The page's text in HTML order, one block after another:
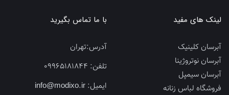
لینک های مفید
آبرسان کلینیک
آبرسان نوتروژینا
آبرسان سیمپل
فروشگاه لباس زنانه
با ما تماس بگیرید
آدرس:تهران
تلفن:
ایمیل: